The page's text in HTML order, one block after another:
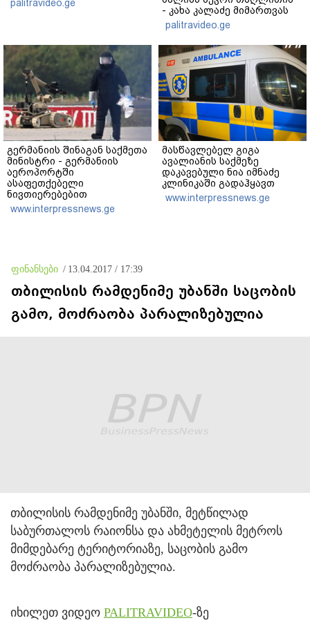
palitravideo.ge
- კახა კალაძე მიმართვას
ავრცელებს
palitravideo.ge
გერმანიის შინაგან საქმეთა
მინისტრი - გერმანიის
აეროპორტში
ასაფეთქებელი
ნივთიერებებით
დატვირთული დრონის
აღმოჩენა საფრთხის ახალ
www.interpressnews.ge
მასწავლებელ გიგა
ავალიანის საქმეზე
დაკავებული ნია იმნაძე
კლინიკაში გადაჰყავთ
www.interpressnews.ge
ფინანსები / 13.04.2017 / 17:39
თბილისის რამდენიმე უბანში საცობის
გამო, მოძრაობა პარალიზებულია
თბილისის რამდენიმე უბანში, მეტწილად
საბურთალოს რაიონსა და ახმეტელის მეტროს
მიმდებარე ტერიტორიაზე, საცობის გამო
მოძრაობა პარალიზებულია.
იხილეთ ვიდეო PALITRAVIDEO-ზე